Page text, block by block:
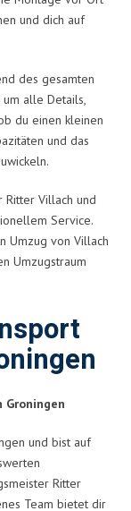
und dich auf
des gesamten
alle Details,
du einen kleinen
und das
Ritter Villach und
Service.
Umzug von Villach
Umzugstraum
Groningen
und bist auf
Ritter
Team bietet dir